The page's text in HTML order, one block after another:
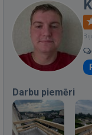
Darbu piemēri